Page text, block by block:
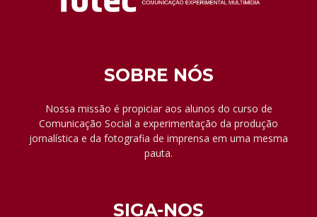
SOBRE NÓS
Nossa missão é propiciar aos alunos do curso de
Comunicação Social a experimentação da produção
jornalística e da fotografia de imprensa em uma mesma
pauta.
SIGA-NOS